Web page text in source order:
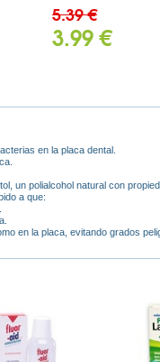
5.39 €
3.99 €
en la placa dental.
un polialcohol natural con
a que:
en la placa, evitando grados